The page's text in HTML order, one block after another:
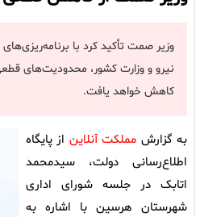
وزیر صمت تأکید کرد با
نیرو و وزارت کشور، محدودیت‌های
کاهش خواهد یافت.
به گزارش‌ مملکت آنلاین از پایگاه
اطلاع‌رسانی دولت، سیدمحمد
اتابک در جلسه شورای اداری
شهرستان هرسین با اشاره به